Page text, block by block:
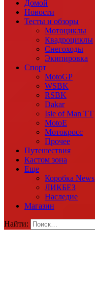
Домой
Новости
Тесты и обзоры
Мотоциклы
Квадроциклы
Снегоходы
Экипировка
Спорт
MotoGP
WSBK
RSBK
Dakar
Isle of Man TT
MotoE
Мотокросс
Прочее
Путешествия
Кастом зона
Еще
Коробка News
ЛИКБЕЗ
Наследие
Магазин
Найти: